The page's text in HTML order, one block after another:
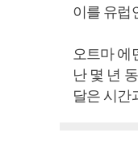
이를 유럽
오트마 에
난 몇 년
달은 시간